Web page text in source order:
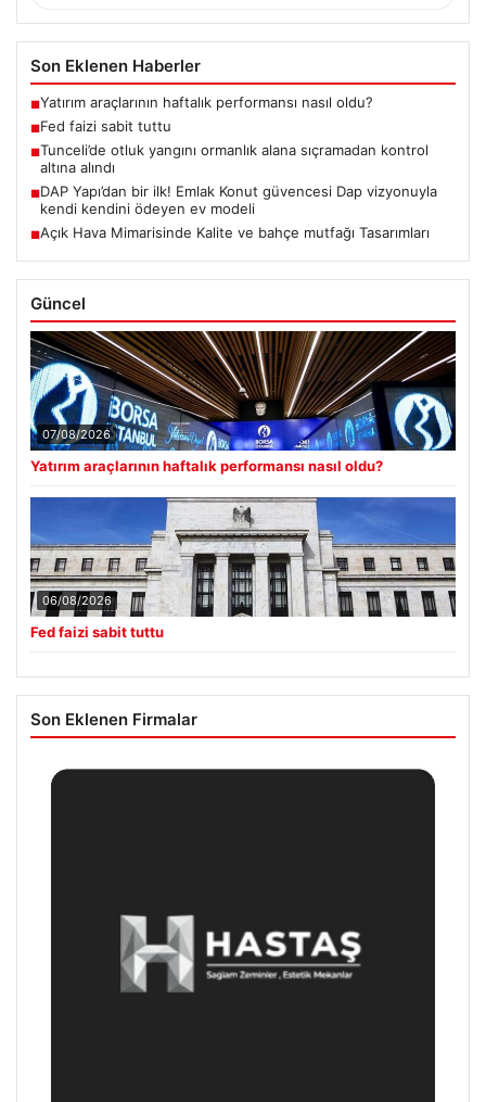
Son Eklenen Haberler
■Yatırım araçlarının haftalık performansı nasıl oldu?
■Fed faizi sabit tuttu
■Tunceli’de otluk yangını ormanlık alana sıçramadan kontrol
altına alındı
■DAP Yapı’dan bir ilk! Emlak Konut güvencesi Dap vizyonuyla
kendi kendini ödeyen ev modeli
■Açık Hava Mimarisinde Kalite ve bahçe mutfağı Tasarımları
Güncel
07/08/2026
Yatırım araçlarının haftalık performansı nasıl oldu?
06/08/2026
Fed faizi sabit tuttu
Son Eklenen Firmalar